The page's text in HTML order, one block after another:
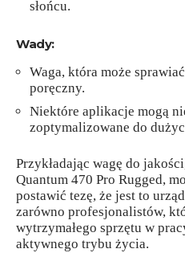
słońcu.
Wady:
Waga, która może
poręczny.
Niektóre aplikacje mogą
zoptymalizowane do
Przykładając wagę do
Quantum 470 Pro Rugged,
postawić tezę, że jest to
zarówno profesjonalistów,
wytrzymałego sprzętu w
aktywnego trybu życia.